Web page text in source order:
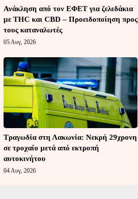
Ανάκληση από τον ΕΦΕΤ για ζελεδάκια
με THC και CBD – Προειδοποίηση προς
τους καταναλωτές
05 Αυγ, 2026
Τραγωδία στη Λακωνία: Νεκρή 29χρονη
σε τροχαίο μετά από εκτροπή
αυτοκινήτου
04 Αυγ, 2026